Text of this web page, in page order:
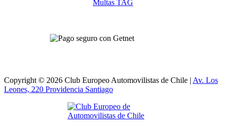
Multas TAG
Copyright © 2026 Club Europeo Automovilistas de Chile | Av. Los
Leones, 220 Providencia Santiago